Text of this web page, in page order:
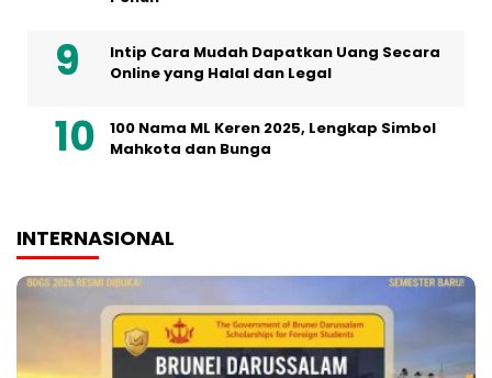
Intip Cara Mudah Dapatkan Uang Secara
Online yang Halal dan Legal
100 Nama ML Keren 2025, Lengkap Simbol
Mahkota dan Bunga
INTERNASIONAL